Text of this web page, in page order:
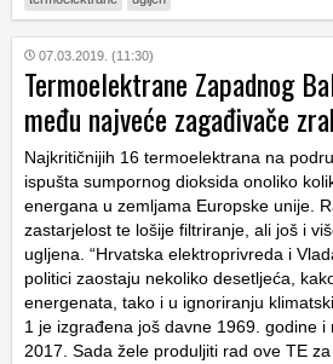
07.03.2019. (11:30)
Termoelektrane Zapadnog
među najveće zagađivače
Najkritičnijih 16 termoelektrana na
ispušta sumpornog dioksida onoliko
energana u zemljama Europske unije.
zastarjelost te lošije filtriranje, ali još i
ugljena. “Hrvatska elektroprivreda i
politici zaostaju nekoliko desetljeća,
energenata, tako i u ignoriranju
1 je izgrađena još davne 1969. godine i
2017. Sada žele produljiti rad ove TE